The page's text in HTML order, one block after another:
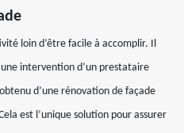
loin d’être facile à accomplir. Il
intervention d’un prestataire
d’une rénovation de façade
est l’unique solution pour assurer